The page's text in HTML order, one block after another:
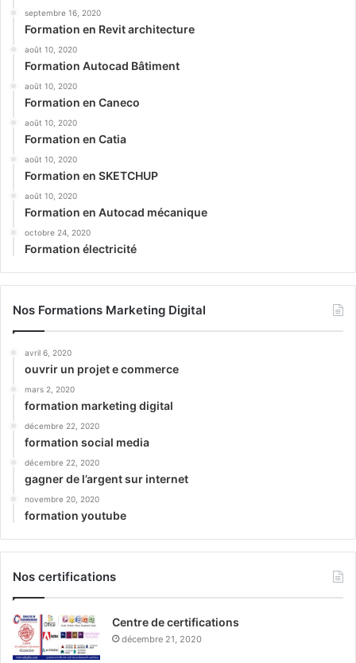
septembre 16, 2020
Formation en Revit architecture
août 10, 2020
Formation Autocad Bâtiment
août 10, 2020
Formation en Caneco
août 10, 2020
Formation en Catia
août 10, 2020
Formation en SKETCHUP
août 10, 2020
Formation en Autocad mécanique
octobre 24, 2020
Formation électricité
Nos Formations Marketing Digital
avril 6, 2020
ouvrir un projet e commerce
mars 2, 2020
formation marketing digital
décembre 22, 2020
formation social media
décembre 22, 2020
gagner de l’argent sur internet
novembre 20, 2020
formation youtube
Nos certifications
Centre de certifications
décembre 21, 2020